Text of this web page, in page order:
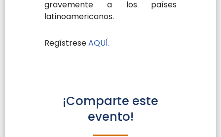
gravemente a los países
latinoamericanos.
RegístreseAQUÍ.
¡Comparte este
evento!